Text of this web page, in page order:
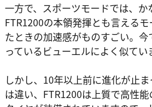
一方で、スポーツモードでは、か
FTR1200の本領発揮とも言える
たときの加速感がものすごい。
っているビューエルによく似てい
しかし、10年以上前に進化が止
は違い、FTR1200は上質で高性